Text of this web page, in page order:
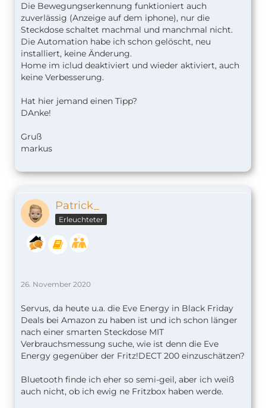
Die Bewegungserkennung funktioniert auch
zuverlässig (Anzeige auf dem iphone), nur die
Steckdose schaltet machmal und manchmal nicht.
Die Automation habe ich schon gelöscht, neu
installiert, keine Änderung.
Home im iclud deaktiviert und wieder aktiviert, auch
keine Verbesserung.
Hat hier jemand einen Tipp?
DAnke!
Gruß
markus
Patrick_
Erleuchteter
26. November 2020
Servus, da heute u.a. die Eve Energy in Black Friday
Deals bei Amazon zu haben ist und ich schon länger
nach einer smarten Steckdose MIT
Verbrauchsmessung suche, wie ist denn die Eve
Energy gegenüber der Fritz!DECT 200 einzuschätzen?
Bluetooth finde ich eher so semi-geil, aber ich weiß
auch nicht, ob ich ewig ne Fritzbox haben werde.